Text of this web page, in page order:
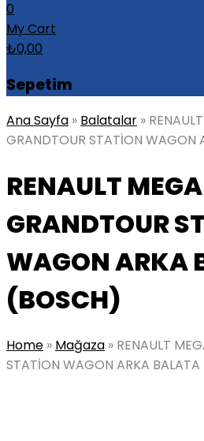
0
My Cart
₺0,00
Sepetim
Ana Sayfa » Balatalar »
GRANDTOUR STATİON WAGON
RENAULT
GRANDTOUR
WAGON ARKA
(BOSCH)
Home » Mağaza » RENAULT
STATİON WAGON ARKA